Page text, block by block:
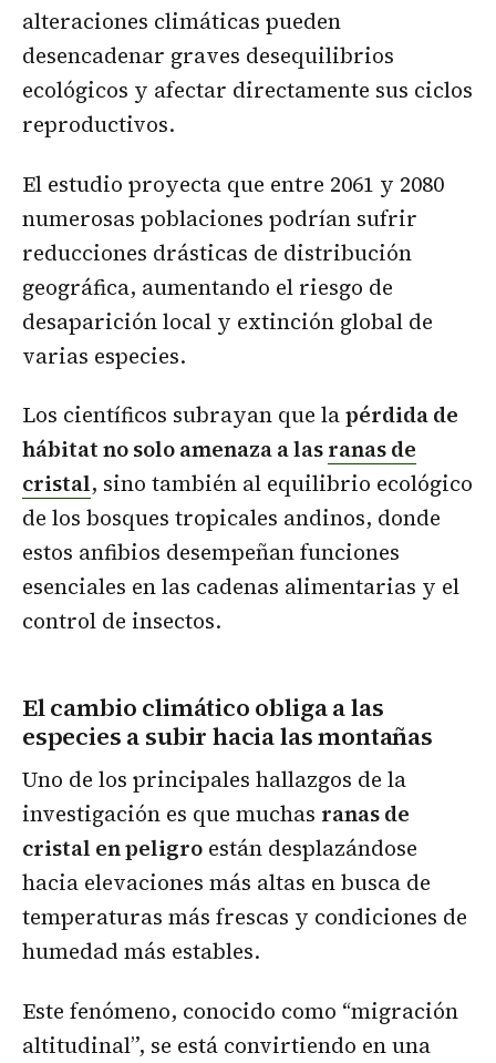
alteraciones climáticas pueden
desencadenar graves desequilibrios
ecológicos y afectar directamente sus ciclos
reproductivos.
El estudio proyecta que entre 2061 y 2080
numerosas poblaciones podrían sufrir
reducciones drásticas de distribución
geográfica, aumentando el riesgo de
desaparición local y extinción global de
varias especies.
Los científicos subrayan que lapérdida de
hábitat no solo amenaza a lasranas de
cristal, sino también al equilibrio ecológico
de los bosques tropicales andinos, donde
estos anfibios desempeñan funciones
esenciales en las cadenas alimentarias y el
control de insectos.
El cambio climático obliga a las
especies a subir hacia las montañas
Uno de los principales hallazgos de la
investigación es que muchas ranas de
cristal en peligro están desplazándose
hacia elevaciones más altas en busca de
temperaturas más frescas y condiciones de
humedad más estables.
Este fenómeno, conocido como “migración
altitudinal”, se está convirtiendo en una